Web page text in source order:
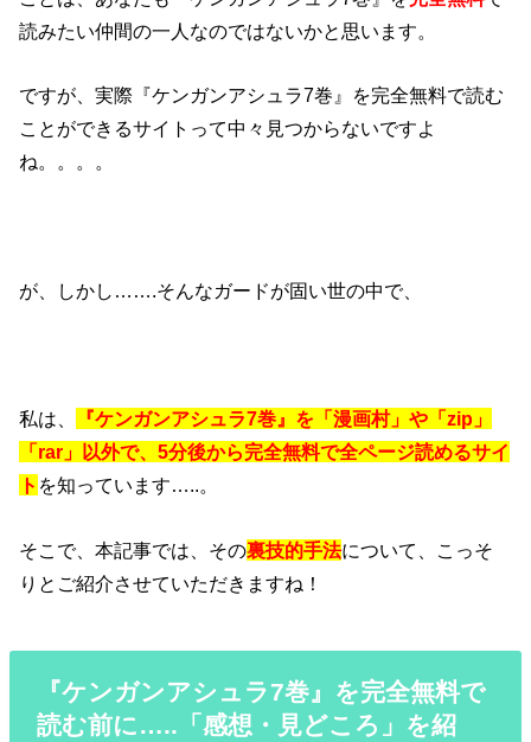
読みたい仲間の一人なのではないかと思います。
ですが、実際『ケンガンアシュラ7巻』を完全無料で読む
ことができるサイトって中々見つからないですよ
ね。。。。
が、しかし…….そんなガードが固い世の中で、
私は、
『ケンガンアシュラ7巻』を「漫画村」や「zip」
「rar」以外で、5分後から完全無料で全ページ読めるサイ
ト を知っています…..。
そこで、本記事では、その裏技的手法について、こっそ
りとご紹介させていただきますね！
『ケンガンアシュラ7巻』を完全無料で
読む前に…..「感想・見どころ」を紹